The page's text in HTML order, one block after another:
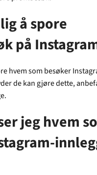
å spore
på
hvem som besøker
de kan gjøre dette,
jeg hvem